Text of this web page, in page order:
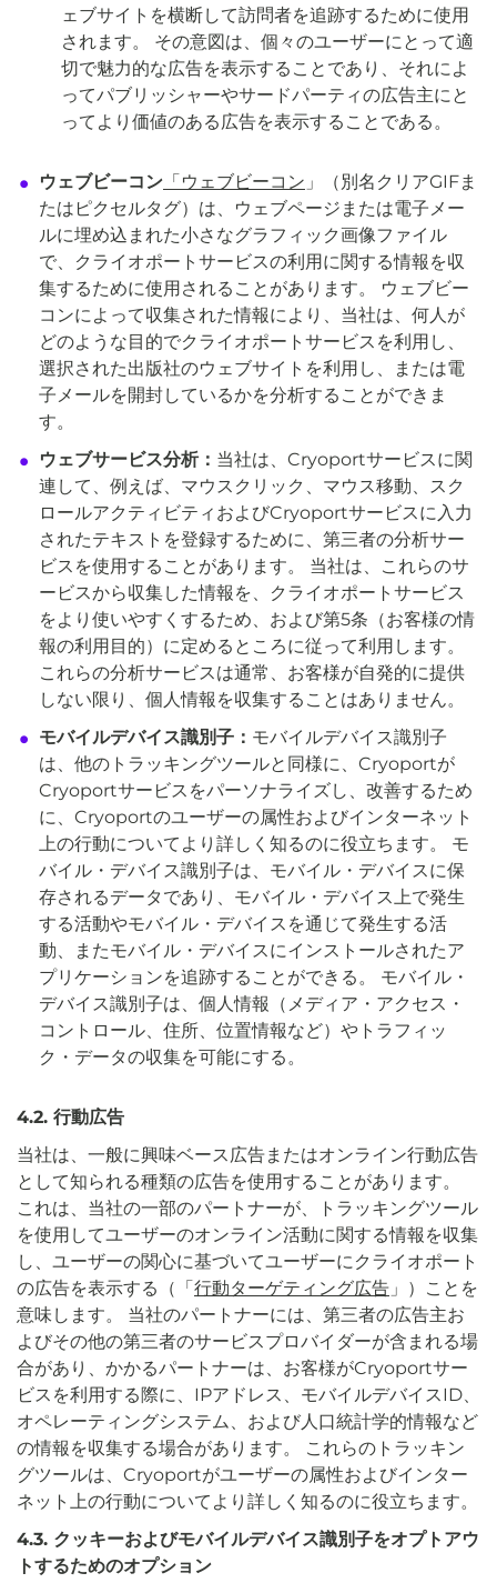
ェブサイトを横断して訪問者を追跡するために使用
されます。 その意図は、個々のユーザーにとって適
切で魅力的な広告を表示することであり、それによ
ってパブリッシャーやサードパーティの広告主にと
ってより価値のある広告を表示することである。
ウェブビーコン 「ウェブビーコン 」（別名クリアGIFま
たはピクセルタグ）は、ウェブページまたは電子メー
ルに埋め込まれた小さなグラフィック画像ファイル
で、クライオポートサービスの利用に関する情報を収
集するために使用されることがあります。 ウェブビー
コンによって収集された情報により、当社は、何人が
どのような目的でクライオポートサービスを利用し、
選択された出版社のウェブサイトを利用し、または電
子メールを開封しているかを分析することができま
す。
ウェブサービス分析： 当社は、Cryoportサービスに関
連して、例えば、マウスクリック、マウス移動、スク
ロールアクティビティおよびCryoportサービスに入力
されたテキストを登録するために、第三者の分析サー
ビスを使用することがあります。 当社は、これらのサ
ービスから収集した情報を、クライオポートサービス
をより使いやすくするため、および第5条（お客様の情
報の利用目的）に定めるところに従って利用します。
これらの分析サービスは通常、お客様が自発的に提供
しない限り、個人情報を収集することはありません。
モバイルデバイス識別子： モバイルデバイス識別子
は、他のトラッキングツールと同様に、Cryoportが
Cryoportサービスをパーソナライズし、改善するため
に、Cryoportのユーザーの属性およびインターネット
上の行動についてより詳しく知るのに役立ちます。 モ
バイル・デバイス識別子は、モバイル・デバイスに保
存されるデータであり、モバイル・デバイス上で発生
する活動やモバイル・デバイスを通じて発生する活
動、またモバイル・デバイスにインストールされたア
プリケーションを追跡することができる。 モバイル・
デバイス識別子は、個人情報（メディア・アクセス・
コントロール、住所、位置情報など）やトラフィッ
ク・データの収集を可能にする。
4.2. 行動広告
当社は、一般に興味ベース広告またはオンライン行動広告
として知られる種類の広告を使用することがあります。
これは、当社の一部のパートナーが、トラッキングツール
を使用してユーザーのオンライン活動に関する情報を収集
し、ユーザーの関心に基づいてユーザーにクライオポート
の広告を表示する（「行動ターゲティング広告 」）ことを
意味します。 当社のパートナーには、第三者の広告主お
よびその他の第三者のサービスプロバイダーが含まれる場
合があり、かかるパートナーは、お客様がCryoportサー
ビスを利用する際に、IPアドレス、モバイルデバイスID、
オペレーティングシステム、および人口統計学的情報など
の情報を収集する場合があります。 これらのトラッキン
グツールは、Cryoportがユーザーの属性およびインター
ネット上の行動についてより詳しく知るのに役立ちます。
4.3. クッキーおよびモバイルデバイス識別子をオプトアウ
トするためのオプション